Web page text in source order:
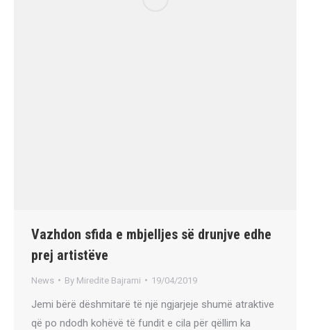
Vazhdon sfida e mbjelljes së drunjve edhe
prej artistëve
News By Miredite Bajrami 19/04/2019
Jemi bërë dëshmitarë të një ngjarjeje shumë atraktive
që po ndodh kohëvë të fundit e cila për qëllim ka